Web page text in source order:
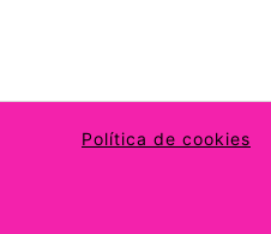
Política de cookies